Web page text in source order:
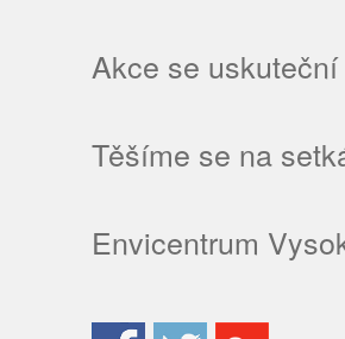
Akce se
Těšíme se na
Envicentrum